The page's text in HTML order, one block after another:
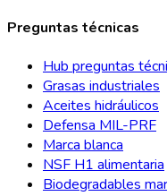
Preguntas técnicas
Hub preguntas
Grasas industriales
Aceites hidráulicos
Defensa MIL-PRF
Marca blanca
NSF H1 alimentaria
Biodegradables